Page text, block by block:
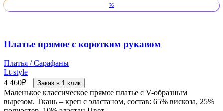
76
Платье прямое с коротким рукавом
Платья / Сарафаны
Lt-style
4 460₽ Заказ в 1 клик
Маленькое классическое прямое платье с V-образным
вырезом. Ткань – креп с эластаном, состав: 65% вискоза, 25%